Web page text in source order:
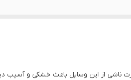
ناشی از این وسایل باعث خشکی و